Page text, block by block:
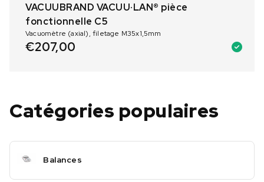
VACUUBRAND VACUU·LAN® pièce
fonctionnelle C5
Vacuomètre (axial), filetage M35x1,5mm
€207,00
Catégories populaires
Balances